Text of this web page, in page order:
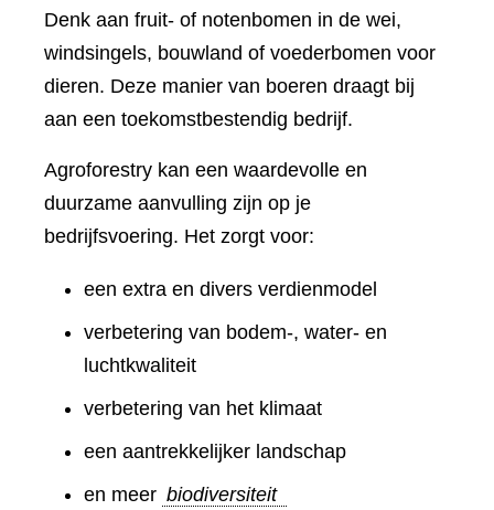
Denk aan fruit- of notenbomen in de wei,
windsingels, bouwland of voederbomen voor
dieren. Deze manier van boeren draagt bij
aan een toekomstbestendig bedrijf.
Agroforestry kan een waardevolle en
duurzame aanvulling zijn op je
bedrijfsvoering. Het zorgt voor:
een extra en divers verdienmodel
verbetering van bodem-, water- en
luchtkwaliteit
verbetering van het klimaat
een aantrekkelijker landschap
en meer biodiversiteit